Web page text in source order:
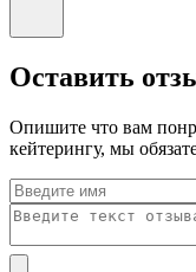
Оставить
Опишите что вам
кейтерингу, мы